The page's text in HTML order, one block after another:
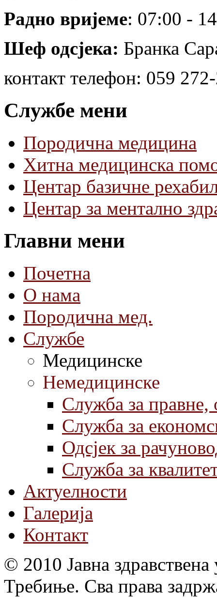
Радно вријеме: 07:00 -
Шеф одсјека: Бранка
контакт телефон: 059
Службе мени
Породична медицина
Хитна медицинска
Центар базичне
Центар за ментално
Главни мени
Почетна
О нама
Породична мед.
Службе
Медицинске
Немедицинске
Служба за правне,
Служба за
Одсјек за
Служба за
Актуелности
Галерија
Контакт
© 2010 Јавна
Требиње. Сва права